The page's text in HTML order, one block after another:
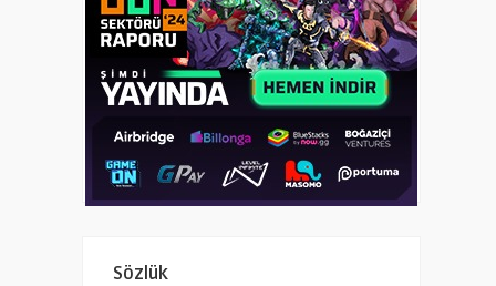
Sözlük